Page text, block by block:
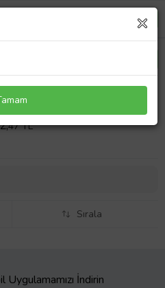
Notebook Bataryası Laptop
%10 İndirim
47 TL
Sırala
İndirin